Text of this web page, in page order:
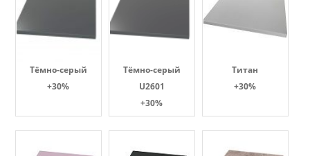
Тёмно-серый
+30%
Тёмно-серый
U2601
+30%
Титан
+30%